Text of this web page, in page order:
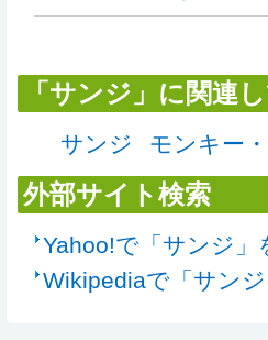
「サンジ」に関連
サンジ モンキー
外部サイト検索
Yahoo!で「サンジ」
Wikipediaで「サン